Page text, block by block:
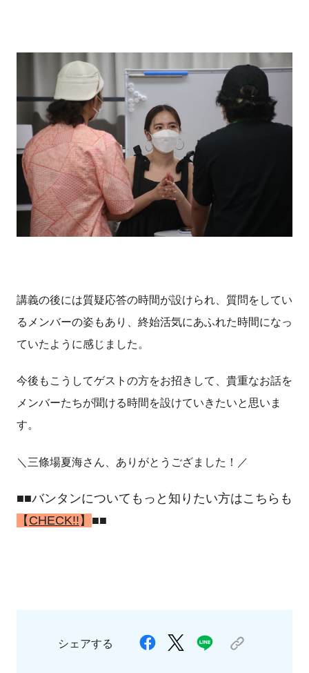
講義の後には質疑応答の時間が設けられ、質問をしてい
るメンバーの姿もあり、終始活気にあふれた時間になっ
ていたように感じました。
今後もこうしてゲストの方をお招きして、貴重なお話を
メンバーたちが聞ける時間を設けていきたいと思いま
す。
＼三條場夏海さん、ありがとうござました！／
■■バンタンについてもっと知りたい方はこちらも
【 CHECK!! 】 ■■
シェアする